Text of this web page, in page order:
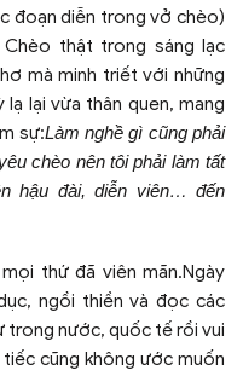
đoạn diễn trong vở chèo)
thật trong sáng lạc
mà minh triết với những
lại vừa thân quen, mang
sự:Làm nghề gì cũng phải
chèo nên tôi phải làm tất
hậu đài, diễn viên… đến
thứ đã viên mãn.Ngày
ngồi thiền và đọc các
trong nước, quốc tế rồi vui
cũng không ước muốn